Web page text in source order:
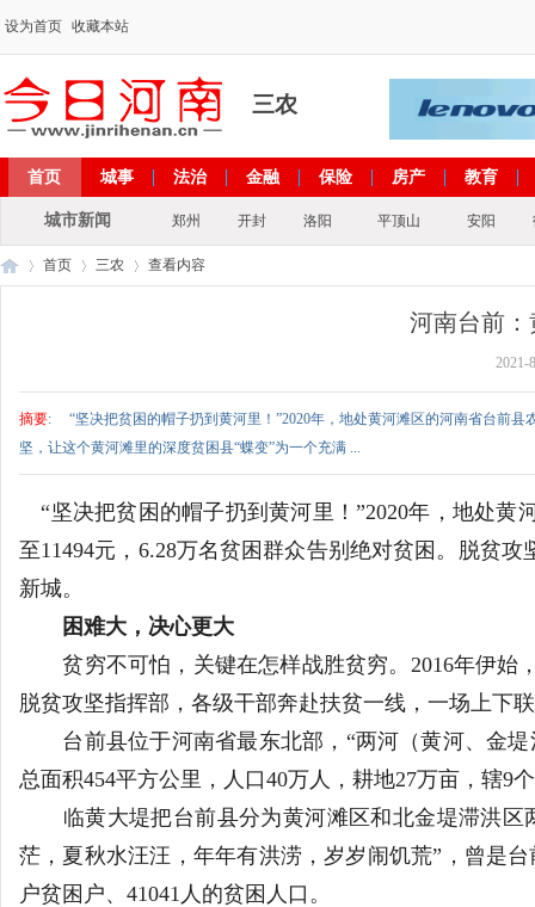
设为首页 收藏本站
三农
首页 城事 法治 金融 保险 房产 教育
出彩河南 政策 专题
城市新闻 郑州 开封 洛阳 平顶山 安阳
首页 三农 查看内容
河南台前：
2021-
摘要: “坚决把贫困的帽子扔到黄河里！”2020年，地处黄河滩区的河南省台前县
坚，让这个黄河滩里的深度贫困县“蝶变”为一个充满 ...
“坚决把贫困的帽子扔到黄河里！”2020年，地处黄
至11494元，6.28万名贫困群众告别绝对贫困。脱贫
新城。
困难大，决心更大
贫穷不可怕，关键在怎样战胜贫穷。2016年伊始
脱贫攻坚指挥部，各级干部奔赴扶贫一线，一场上下
台前县位于河南省最东北部，“两河（黄河、金堤
总面积454平方公里，人口40万人，耕地27万亩，辖9
临黄大堤把台前县分为黄河滩区和北金堤滞洪区
茫，夏秋水汪汪，年年有洪涝，岁岁闹饥荒”，曾是
户贫困户、41041人的贫困人口。